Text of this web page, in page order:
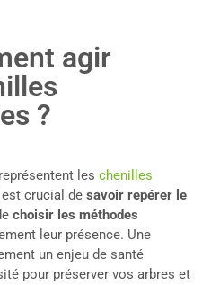
agir
?
les chenilles
crucial de savoir repérer le
choisir les méthodes
leur présence. Une
un enjeu de santé
pour préserver vos arbres et